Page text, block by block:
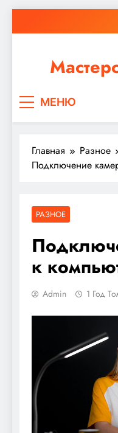
к
ремонт или
МЕНЮ
Главная
Разное
Подключение
РАЗНОЕ
к
Admin 1 Год